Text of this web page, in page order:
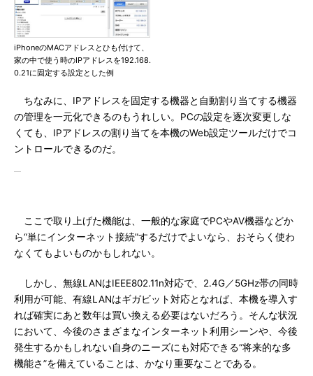
iPhoneのMACアドレスとひも付けて、
家の中で使う時のIPアドレスを192.168.
0.21に固定する設定とした例
ちなみに、IPアドレスを固定する機器と自動割り当てする機器
の管理を一元化できるのもうれしい。PCの設定を逐次変更しな
くても、IPアドレスの割り当てを本機のWeb設定ツールだけでコ
ントロールできるのだ。
ここで取り上げた機能は、一般的な家庭でPCやAV機器などか
ら“単にインターネット接続”するだけでよいなら、おそらく使わ
なくてもよいものかもしれない。
しかし、無線LANはIEEE802.11n対応で、2.4G／5GHz帯の同時
利用が可能、有線LANはギガビット対応となれば、本機を導入す
れば確実にあと数年は買い換える必要はないだろう。そんな状況
において、今後のさまざまなインターネット利用シーンや、今後
発生するかもしれない自身のニーズにも対応できる“将来的な多
機能さ”を備えていることは、かなり重要なことである。